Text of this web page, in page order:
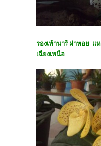
รองเท้านารี ฝาหอย แ
เฉียงเหนือ